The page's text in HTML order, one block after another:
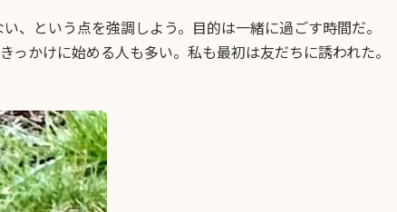
、という点を強調しよう。目的は一緒に過ごす時間だ。
かけに始める人も多い。私も最初は友だちに誘われた。